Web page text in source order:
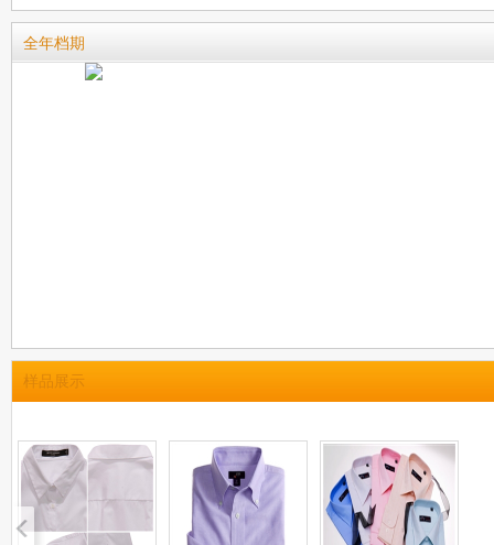
全年档期
样品展示